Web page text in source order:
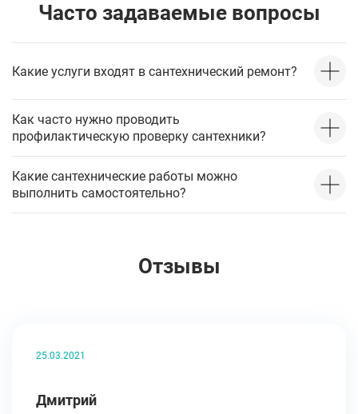
Часто задаваемые вопросы
Какие услуги входят в сантехнический ремонт?
Как часто нужно проводить
профилактическую проверку сантехники?
Какие сантехнические работы можно
выполнить самостоятельно?
Отзывы
25.03.2021
Дмитрий